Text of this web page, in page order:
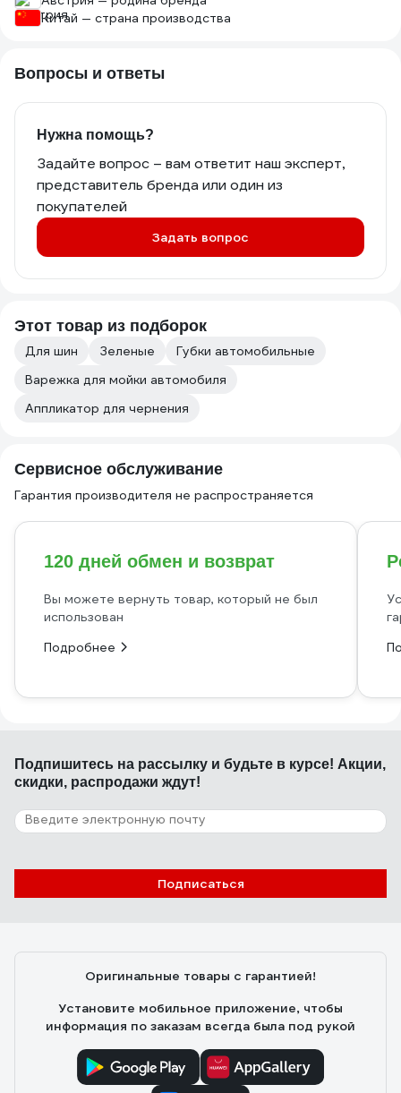
Китай — страна производства
Вопросы и ответы
Нужна помощь?
Задайте вопрос – вам ответит наш эксперт,
представитель бренда или один из
покупателей
Задать вопрос
Этот товар из подборок
Для шин Зеленые
Губки автомобильные
Варежка для мойки автомобиля
Аппликатор для чернения
Сервисное обслуживание
Гарантия производителя не распространяется
120 дней обмен и возврат
Вы можете вернуть товар, который не был
использован
Подробнее
Подпишитесь на рассылку и будьте в курсе! Акции,
скидки, распродажи ждут!
Подписаться
Оригинальные товары с гарантией!
Установите мобильное приложение, чтобы
информация по заказам всегда была под рукой